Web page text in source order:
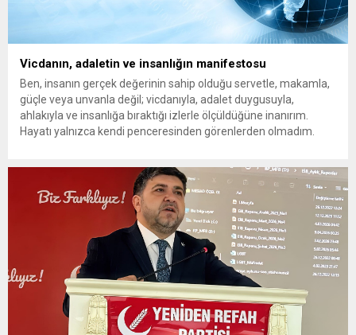
Vicdanın, adaletin ve insanlığın manifestosu
Ben, insanın gerçek değerinin sahip olduğu servetle, makamla,
güçle veya unvanla değil; vicdanıyla, adalet duygusuyla,
ahlakıyla ve insanlığa bıraktığı izlerle ölçüldüğüne inanırım.
Hayatı yalnızca kendi penceresinden görenlerden olmadım.
gözyaşı da, bir annenin umudu...